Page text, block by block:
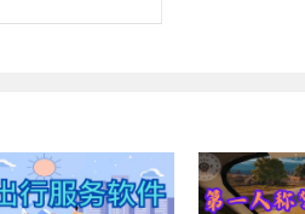
略，应对更加复
寻找生存路径。